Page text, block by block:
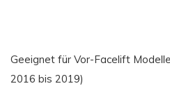
Geeignet für Vor-Facelift
2016 bis 2019)